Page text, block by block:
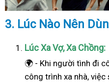
3. Lúc Nào Nên
Lúc Xa Vợ, Xa Chồng:
🌍 - Khi người tình đi
công trình xa nhà,